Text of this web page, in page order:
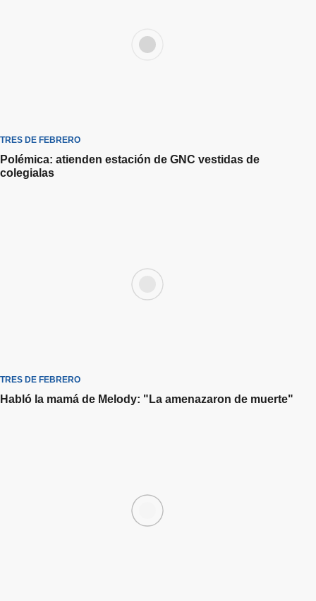
TRES DE FEBRERO
Polémica: atienden estación de GNC vestidas de
colegialas
TRES DE FEBRERO
Habló la mamá de Melody: "La amenazaron de muerte"